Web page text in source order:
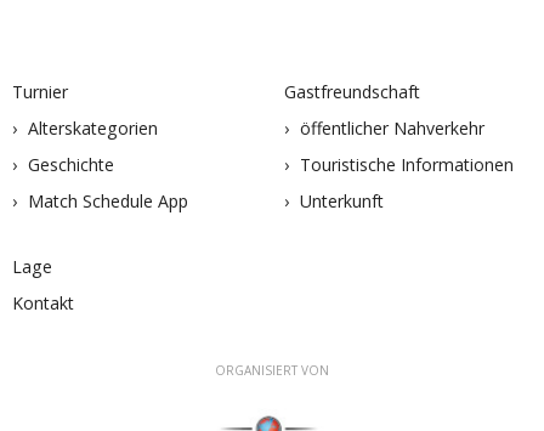
Turnier
Alterskategorien
Geschichte
Match Schedule App
Gastfreundschaft
öffentlicher Nahverkehr
Touristische Informationen
Unterkunft
Lage
Kontakt
ORGANISIERT VON